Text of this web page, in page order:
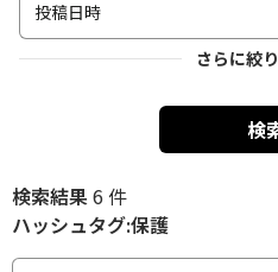
投稿日時
さらに絞
検
検索結果6 件
ハッシュタグ:保護